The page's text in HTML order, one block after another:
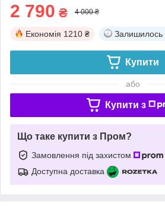
2 790 ₴ 4 000 ₴
Економія 1210 ₴ Залишилось
Купити
або
Купити з
Що таке купити з Пром?
Замовлення під захистом
Доступна доставка